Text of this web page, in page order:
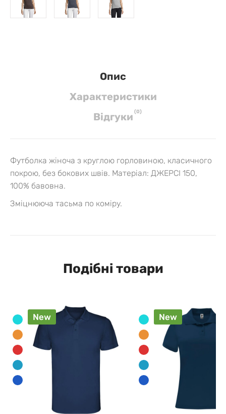
Опис
Характеристики
Вiдгуки (0)
Футболка жіноча з круглою горловиною, класичного
покрою, без бокових швів. Матеріал: ДЖЕРСІ 150,
100% бавовна.
Зміцнююча тасьма по коміру.
Подібні товари
New New